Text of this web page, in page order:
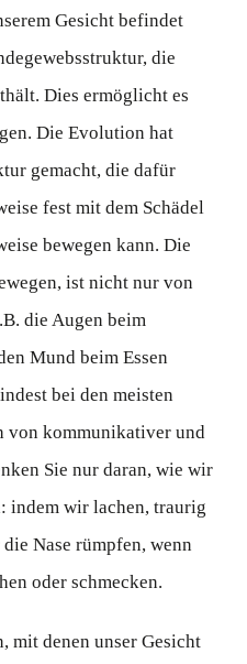
Gesicht befindet
die
Dies ermöglicht es
Die Evolution hat
gemacht, die dafür
fest mit dem Schädel
bewegen kann. Die
ist nicht nur von
die Augen beim
Mund beim Essen
bei den meisten
von kommunikativer und
Sie nur daran, wie wir
indem wir lachen, traurig
Nase rümpfen, wenn
oder schmecken.
mit denen unser Gesicht